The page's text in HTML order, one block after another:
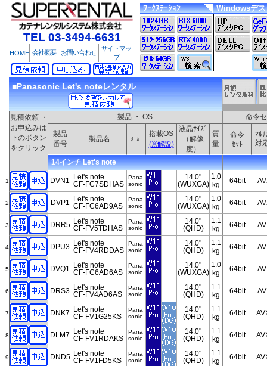
TEL 03-3494-6631
HOME 会社概要 お問い合わせ
サイトマッ
プ
ﾜｰｸｽﾃｰｼｮﾝ Windowsデス
■Panasonic Let's noteレンタル
見積依頼 ・
お申込みは
下のボタン
をクリック
製品 ・ OS
命令
製品
番号
製品名 ﾒｰｶｰ
搭載OS
(※解説)
液晶ｻｲｽﾞ
（解像
度）
質
量
命令
ｾｯﾄ
ﾏﾙ
対
14インチ Let's note
1 DVN1
Let's note
CF-FC7SDHAS
Pana
sonic
14.0"
(WUXGA)
1.0
kg
64bit
2 DVP1
Let's note
CF-FC6AD9AS
Pana
sonic
14.0"
(WUXGA)
1.0
kg
64bit
3 DRR5 Let's note
CF-FV5TDHAS
Pana
sonic
14.0"
(QHD)
1.1
kg
64bit
4 DPU3 Let's note
CF-FV4RDDAS
Pana
sonic
14.0"
(QHD)
1.1
kg
64bit
5 DVQ1
Let's note
CF-FC6AD6AS
Pana
sonic
14.0"
(WUXGA)
1.0
kg
64bit
6 DRS3 Let's note
CF-FV4AD6AS
Pana
sonic
14.0"
(QHD)
1.1
kg
64bit
7 DNK7
Let's note
CF-FV1G25KS
Pana
sonic
14.0"
(QHD)
1.1
kg
64bit
8 DLM7
Let's note
CF-FV1RDAKS
Pana
sonic
14.0"
(QHD)
1.1
kg
64bit
9 DND5 Let's note
CF-FV1FD5KS
Pana
sonic
14.0"
(QHD)
1.1
kg
64bit